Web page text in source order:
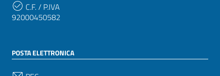
C.F. / P.IVA
92000450582
POSTA ELETTRONICA